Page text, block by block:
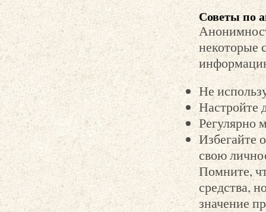
Советы по
некоторые
Не
Настройте
Регулярно
Избегайте
свою
Помните,
средства,
значение